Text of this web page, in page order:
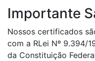
Importante
Nossos certificados
com a RLei Nº 9.394/
da Constituição